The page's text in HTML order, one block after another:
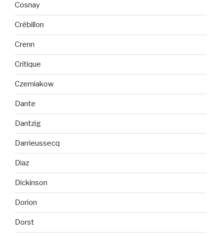
Cosnay
Crébillon
Crenn
Critique
Czerniakow
Dante
Dantzig
Darrieussecq
Diaz
Dickinson
Dorion
Dorst